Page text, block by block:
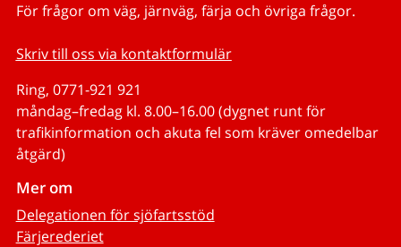
För frågor om väg, järnväg, färja och övriga frågor.
Skriv till oss via kontaktformulär
Ring, 0771-921 921
måndag–fredag kl. 8.00–16.00 (dygnet runt för
trafikinformation och akuta fel som kräver omedelbar
åtgärd)
Mer om
Delegationen för sjöfartsstöd
Färjerederiet